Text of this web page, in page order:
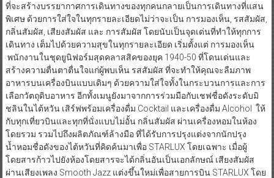
ที่จะสร้างบรรยากาศการเดินทางของทุกคนกลายเป็นการเดินทางที่แสน
พิเศษ ด้วยการใส่ใจในทุกรายละเอียดไม่ว่าจะเป็น การมองเห็น, รสสัมผัส,
กลิ่นสัมผัส, เสียงสัมผัส และ การสัมผัส โดยนับเป็นจุดเด่นที่ทำให้ทุกการ
เดินทาง เต็มไปด้วยความสุขในทุกรายละเอียด เริ่มตั้งแต่ การมองเห็น
พนักงานในชุดยูนิฟอร์มสุดคลาสสิคของยุค 1940-50 ที่โดนเด่นและ
สร้างความตื่นตาตื่นใจแก่ผู้พบเห็น รสสัมผัส ที่จะทำให้คุณจะลืมภาพ
อาหารบนเครื่องบินแบบเดิมๆ ด้วยความใส่ใจทั้งในกระบวนการและการ
เลือกวัตถุดิบอาหาร อีกทั้งเมนูยังมาจากการร่วมมือกับเชฟชื่อดังระดับมิ
ชลินในไต้หวัน เสิร์ฟพร้อมเครื่องดื่ม Cocktail และเครื่องดื่ม Alcohol ให้
กับทุกเที่ยวบินและทุกที่นั่งแบบไม่อั้น กลิ่นสัมผัส ผ่านเครื่องหอมในห้อง
โดยรวม รวมไปถึงผลิตภัณฑ์ล้างมือ ที่ได้รับการปรุงแต่งจากนักปรุง
น้ำหอมชื่อดังของไต้หวันที่คิดค้นมาเพื่อ STARLUX โดยเฉพาะ เมื่อผู้
โดยสารก้าวไปยังห้องโดยสารจะได้กลิ่นอันเป็นเอกลักษณ์ เสียงสัมผัส
ผ่านเสียงเพลง Smooth Jazz แต่งขึ้นใหม่เพื่อสายการบิน STARLUX โดย